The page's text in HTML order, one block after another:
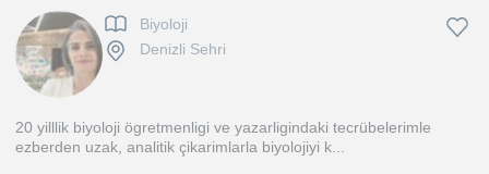
Biyoloji
Denizli Sehri
20 yilllik biyoloji ögretmenligi ve yazarligindaki tecrübelerimle
ezberden uzak, analitik çikarimlarla biyolojiyi k...